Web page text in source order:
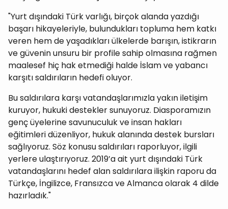
"Yurt dışındaki Türk varlığı, birçok alanda yazdığı
başarı hikayeleriyle, bulundukları topluma hem katkı
veren hem de yaşadıkları ülkelerde barışın, istikrarın
ve güvenin unsuru bir profile sahip olmasına rağmen
maalesef hiç hak etmediği halde İslam ve yabancı
karşıtı saldırıların hedefi oluyor.
Bu saldırılara karşı vatandaşlarımızla yakın iletişim
kuruyor, hukuki destekler sunuyoruz. Diasporamızın
genç üyelerine savunuculuk ve insan hakları
eğitimleri düzenliyor, hukuk alanında destek bursları
sağlıyoruz. Söz konusu saldırıları raporluyor, ilgili
yerlere ulaştırıyoruz. 2019’a ait yurt dışındaki Türk
vatandaşlarını hedef alan saldırılara ilişkin raporu da
Türkçe, İngilizce, Fransızca ve Almanca olarak 4 dilde
hazırladık."